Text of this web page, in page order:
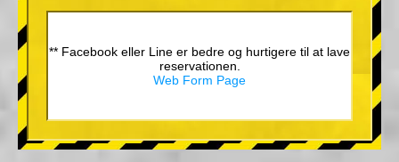
** Facebook eller Line er bedre og hurtigere til at lave
reservationen.
Web Form Page